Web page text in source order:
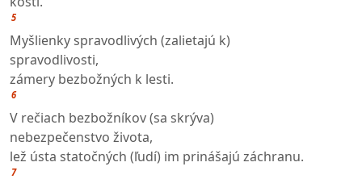
5
Myšlienky spravodlivých (zalietajú k)
spravodlivosti,
zámery bezbožných k lesti.
6
V rečiach bezbožníkov (sa skrýva)
nebezpečenstvo života,
lež ústa statočných (ľudí) im prinášajú záchranu.
7